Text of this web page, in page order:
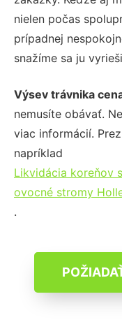
nielen počas
prípadnej
snažíme sa ju
Výsev trávnika
nemusíte obávať.
viac informácií.
napríklad
Likvidácia koreňov
ovocné stromy
.